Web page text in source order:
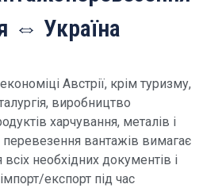
⇔ Україна
Австрії, крім туризму,
виробництво
харчування, металів і
перевезення вантажів вимагає
необхідних документів і
експорт під час